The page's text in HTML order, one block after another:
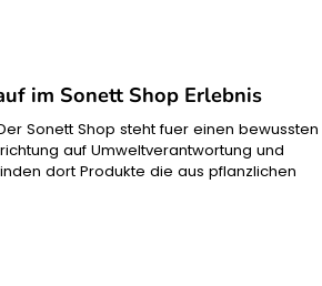
im Sonett Shop Erlebnis
Sonett Shop steht fuer einen bewussten
auf Umweltverantwortung und
dort Produkte die aus pflanzlichen